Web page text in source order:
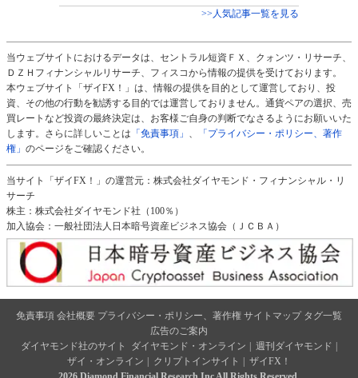
>>人気記事一覧を見る
当ウェブサイトにおけるデータは、セントラル短資ＦＸ、クォンツ・リサーチ、
ＤＺＨフィナンシャルリサーチ、フィスコから情報の提供を受けております。
本ウェブサイト「ザイFX！」は、情報の提供を目的として運営しており、投
資、その他の行動を勧誘する目的では運営しておりません。通貨ペアの選択、売
買レートなど投資の最終決定は、お客様ご自身の判断でなさるようにお願いいた
します。さらに詳しいことは 「免責事項」
「プライバシー・ポリシー、著作
権」 のページをご確認ください。
当サイト「ザイFX！」の運営元：株式会社ダイヤモンド・フィナンシャル・リ
サーチ
株主：株式会社ダイヤモンド社（100％）
加入協会：一般社団法人日本暗号資産ビジネス協会（ＪＣＢＡ）
免責事項 会社概要 プライバシー・ポリシー、著作権 サイトマップ タグ一覧
広告のご案内
ダイヤモンド社のサイト
ダイヤモンド・オンライン 週刊ダイヤモンド
ザイ・オンライン
クリプトインサイト
ザイFX！